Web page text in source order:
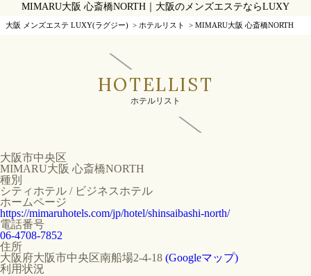
MIMARU大阪 心斎橋NORTH｜大阪のメンズエステならLUXY
大阪 メンズエステ LUXY(ラグジー) > ホテルリスト > MIMARU大阪 心斎橋NORTH
HOTELLIST
ホテルリスト
大阪市中央区
MIMARU大阪 心斎橋NORTH
種別
シティホテル / ビジネスホテル
ホームページ
https://mimaruhotels.com/jp/hotel/shinsaibashi-north/
電話番号
06-4708-7852
住所
大阪府大阪市中央区南船場2-4-18 (Googleマップ)
利用状況